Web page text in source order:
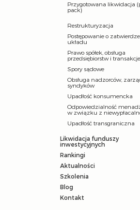
Przygotowana likwidacja
pack)
Restrukturyzacja
Postępowanie o
układu
Prawo spółek, obsługa
przedsiębiorstw i transakcje
Spory sądowe
Obsługa nadzorców,
syndyków
Upadłość konsumencka
Odpowiedzialność
w związku z
Upadłość transgraniczna
Likwidacja funduszy
inwestycyjnych
Rankingi
Aktualności
Szkolenia
Blog
Kontakt